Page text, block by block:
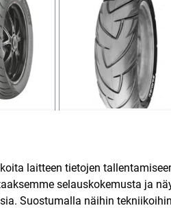
ALV
59,90€ SIS. ALV
Lisää ostoskoriin
laitteen tietojen
selauskokemusta ja
Suostumalla näihin